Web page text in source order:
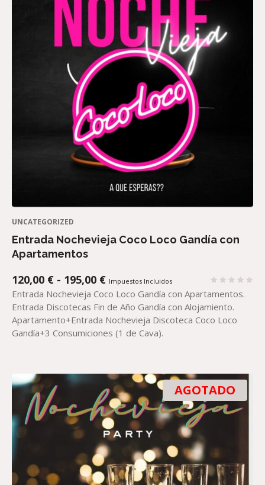
UNCATEGORIZED
Entrada Nochevieja Coco Loco Gandía con
Apartamentos
120,00 € - 195,00 €RANGO
DE
PRECIOS:
DESDE
120,00 €
Impuestos Incluidos
Entrada Nochevieja Coco Loco Gandía con Apartamentos.
Entrada Discotecas Fin de Año Gandía con Alojamiento.
Apartamento+Entrada Nochevieja Discoteca Coco Loco
Gandía+3 Consumiciones (1 de Cava).
AGOTADO